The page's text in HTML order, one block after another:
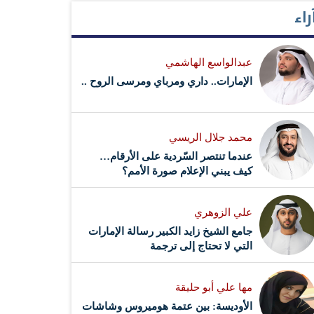
عبدالواسع الهاشمي
الإمارات.. داري ومرباي ومرسى الروح ..
محمد جلال الريسي
عندما تنتصر السّردية على الأرقام…
كيف يبني الإعلام صورة الأمم؟
علي الزوهري
جامع الشيخ زايد الكبير رسالة الإمارات
التي لا تحتاج إلى ترجمة
مها علي أبو حليقة
الأوديسة: بين عتمة هوميروس وشاشات